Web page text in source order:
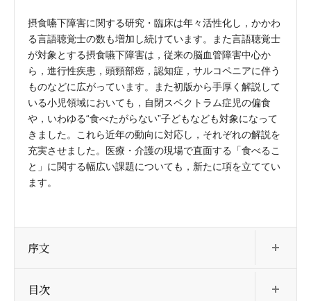
摂食嚥下障害に関する研究・臨床は年々活性化し，かかわ
る言語聴覚士の数も増加し続けています。また言語聴覚士
が対象とする摂食嚥下障害は，従来の脳血管障害中心か
ら，進行性疾患，頭頸部癌，認知症，サルコペニアに伴う
ものなどに広がっています。また初版から手厚く解説して
いる小児領域においても，自閉スペクトラム症児の偏食
や，いわゆる“食べたがらない”子どもなども対象になって
きました。これら近年の動向に対応し，それぞれの解説を
充実させました。医療・介護の現場で直面する「食べるこ
と」に関する幅広い課題についても，新たに項を立ててい
ます。
序文
目次